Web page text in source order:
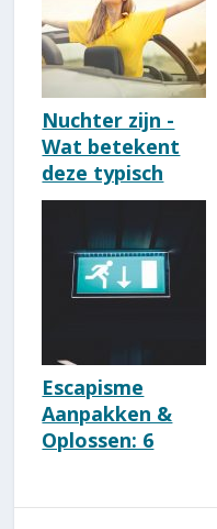
Nuchter zijn -
Wat betekent
deze typisch
Nederlandse
Escapisme
Aanpakken &
Oplossen: 6